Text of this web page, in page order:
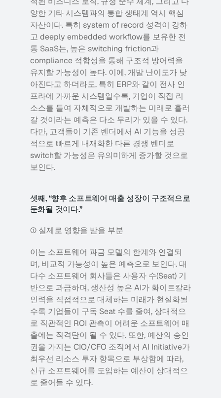
양한 기타 시스템과의 통합 생태계 역시 핵심
자산이다. 특히 system of record 성격이 강하
고 deeply embedded workflow를 보유한 전
통 SaaS는, 높은 switching friction과
compliance 적합성을 통해 구조적 방어력을
유지할 가능성이 높다. 이에, 개발 난이도가 낮
아진다고 하더라도, 특히 ERP와 같이 전사 인
프라에 가까운 시스템일수록, 기업이 직접 리
소스를 들여 자체적으로 개발하는 미래로 흘러
갈 것이라는 예측은 다소 무리가 있을 수 있다.
다만, 고객들이 기존 벤더에서 AI 기능을 성공
적으로 빠르게 내재화한 다른 경쟁 벤더로
switch할 가능성은 유의미하게 증가할 것으로
보인다.
셋째, “향후 소프트웨어 매출 성장이 구조적으로
둔화될 것이다.”
① 실제로 영향을 받을 부분
이는 소프트웨어 과금 모델의 한계와 연결되
며, 비교적 가능성이 높은 예측으로 보인다. 대
다수 소프트웨어 회사들은 사용자 수(Seat) 기
반으로 과금하며, 생산성 높은 AI가 화이트칼라
인력을 직접적으로 대체하는 미래가 현실화될
수록 기업들이 구독 Seat 수를 줄여, 상대적으
로 직관적인 ROI 관측이 어려운 소프트웨어 매
출에는 직격탄이 될 수 있다. 또한, 예산의 승인
권을 가지는 CIO/CFO 조직에서 AI Initiative가
최우선 리소스 투자 항목으로 부상함에 따라,
신규 소프트웨어를 도입하는 예산이 상대적으
로 줄어들 수 있다.